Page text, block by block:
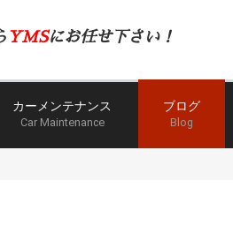
YMSにお任せ下さい！
カーメンテナンス
Car Maintenance
ブログ
Blog